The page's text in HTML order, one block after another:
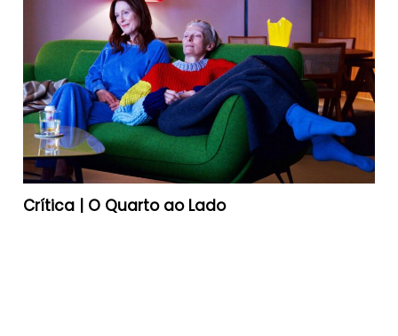
Crítica | O Quarto ao Lado